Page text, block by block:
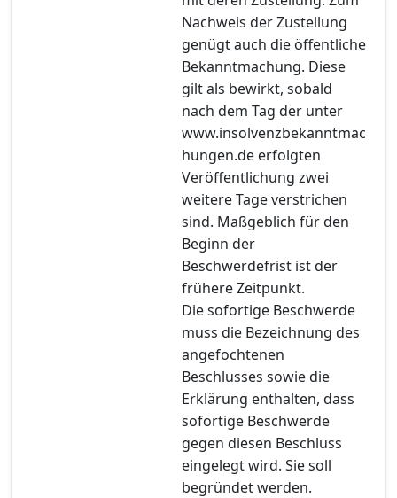
Nachweis der Zustellung
genügt auch die öffentliche
Bekanntmachung. Diese
gilt als bewirkt, sobald
nach dem Tag der unter
www.insolvenzbekanntmac
hungen.de erfolgten
Veröffentlichung zwei
weitere Tage verstrichen
sind. Maßgeblich für den
Beginn der
Beschwerdefrist ist der
frühere Zeitpunkt.
Die sofortige Beschwerde
muss die Bezeichnung des
angefochtenen
Beschlusses sowie die
Erklärung enthalten, dass
sofortige Beschwerde
gegen diesen Beschluss
eingelegt wird. Sie soll
begründet werden.